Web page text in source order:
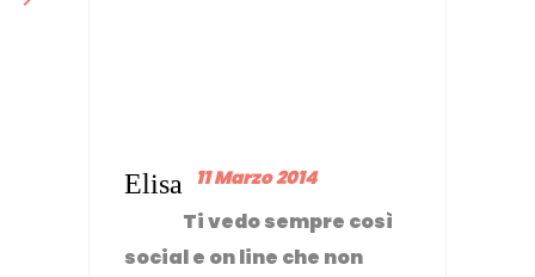
Elisa 11 Marzo 2014
Ti vedo sempre così
social e on line che non